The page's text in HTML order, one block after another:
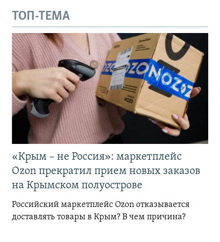
ТОП-ТЕМА
«Крым – не Россия»: маркетплейс
Ozon прекратил прием новых заказов
на Крымском полуострове
Российский маркетплейс Ozon отказывается
доставлять товары в Крым? В чем причина?